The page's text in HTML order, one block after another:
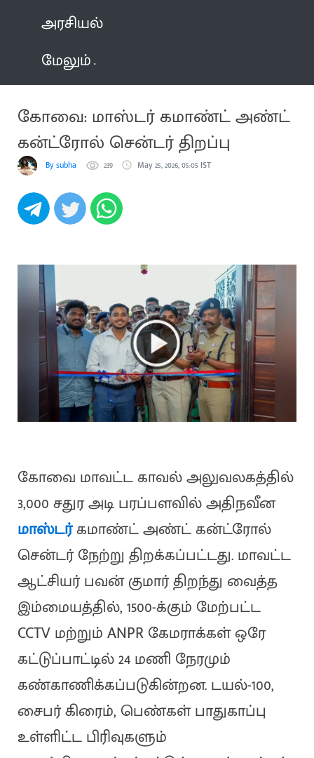
அரசியல்
மேலும்
கோவை: மாஸ்டர் கமாண்ட் அண்ட்
கன்ட்ரோல் சென்டர் திறப்பு
By subha 239 May 25, 2026, 05:05 IST
கோவை மாவட்ட காவல் அலுவலகத்தில்
3,000 சதுர அடி பரப்பளவில் அதிநவீன
மாஸ்டர்கமாண்ட் அண்ட் கன்ட்ரோல்
சென்டர் நேற்று திறக்கப்பட்டது. மாவட்ட
ஆட்சியர் பவன் குமார் திறந்து வைத்த
இம்மையத்தில், 1500-க்கும் மேற்பட்ட
CCTV மற்றும் ANPR கேமராக்கள் ஒரே
கட்டுப்பாட்டில் 24 மணி நேரமும்
கண்காணிக்கப்படுகின்றன. டயல்-100,
சைபர் கிரைம், பெண்கள் பாதுகாப்பு
உள்ளிட்ட பிரிவுகளும்